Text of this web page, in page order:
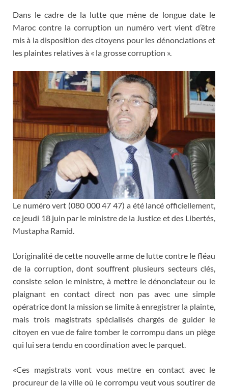
Dans le cadre de la lutte que mène de longue date le
Maroc contre la corruption un numéro vert vient d’être
mis à la disposition des citoyens pour les dénonciations et
les plaintes relatives à « la grosse corruption ».
Le numéro vert (080 000 47 47) a été lancé officiellement,
ce jeudi 18 juin par le ministre de la Justice et des Libertés,
Mustapha Ramid.
L’originalité de cette nouvelle arme de lutte contre le fléau
de la corruption, dont souffrent plusieurs secteurs clés,
consiste selon le ministre, à mettre le dénonciateur ou le
plaignant en contact direct non pas avec une simple
opératrice dont la mission se limite à enregistrer la plainte,
mais trois magistrats spécialisés chargés de guider le
citoyen en vue de faire tomber le corrompu dans un piège
qui lui sera tendu en coordination avec le parquet.
«Ces magistrats vont vous mettre en contact avec le
procureur de la ville où le corrompu veut vous soutirer de